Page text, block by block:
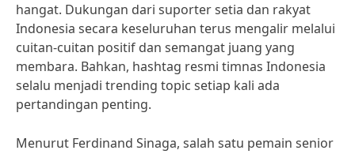
hangat. Dukungan dari suporter setia dan rakyat
Indonesia secara keseluruhan terus mengalir melalui
cuitan-cuitan positif dan semangat juang yang
membara. Bahkan, hashtag resmi timnas Indonesia
selalu menjadi trending topic setiap kali ada
pertandingan penting.
Menurut Ferdinand Sinaga, salah satu pemain senior